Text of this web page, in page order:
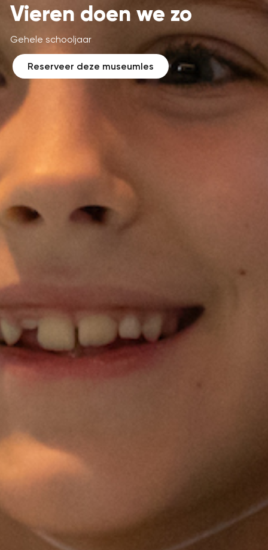
Vieren doen we zo
Gehele schooljaar
Reserveer deze museumles